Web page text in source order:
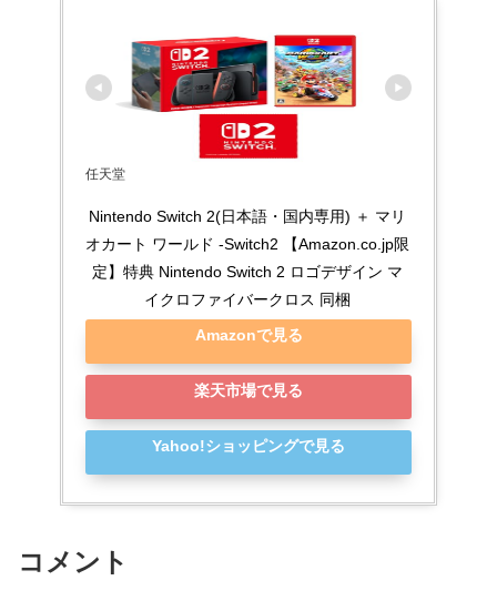
任天堂
Nintendo Switch 2(日本語・国内専用) ＋ マリ
オカート ワールド -Switch2 【Amazon.co.jp限
定】特典 Nintendo Switch 2 ロゴデザイン マ
イクロファイバークロス 同梱
Amazonで見る
楽天市場で見る
Yahoo!ショッピングで見る
コメント